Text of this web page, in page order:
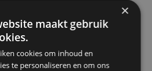
Street-art verklapt design nieuwe Smart #2
×
maakt gebruik
cookies om inhoud en
te personaliseren en om ons